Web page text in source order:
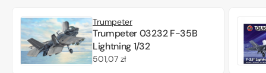
Trumpeter
Trumpeter 03232 F-35B
Lightning 1/32
Cena
501,07 zł